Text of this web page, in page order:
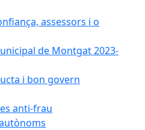
assessors i o
de Montgat 2023-
i bon govern
anti-frau